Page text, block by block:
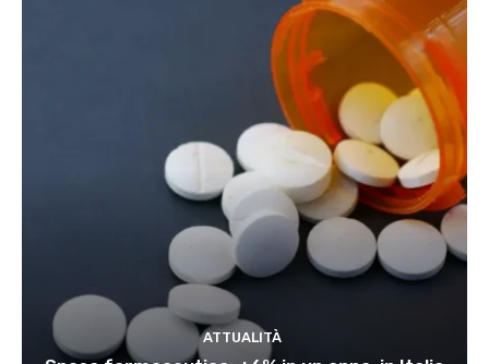
ATTUALITÀ